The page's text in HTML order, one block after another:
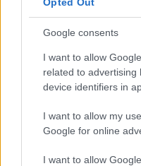
Google consents
I want to allow
related to advertising
device identifiers in
I want to allow my
Google for online
I want to allow
Cómo se
su impacto en la
Los planes regionales de
CIENCIA Y TECNOLOGÍA